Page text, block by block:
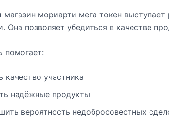
мориарти мега токен выступает
Она позволяет убедиться в качестве
помогает:
качество участника
надёжные продукты
вероятность недобросовестных